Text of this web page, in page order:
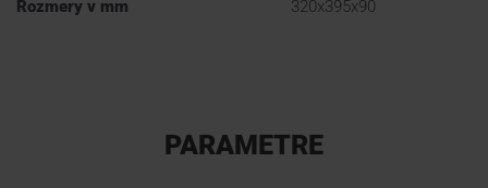
Rozmery v mm
320x395x90
PARAMETRE